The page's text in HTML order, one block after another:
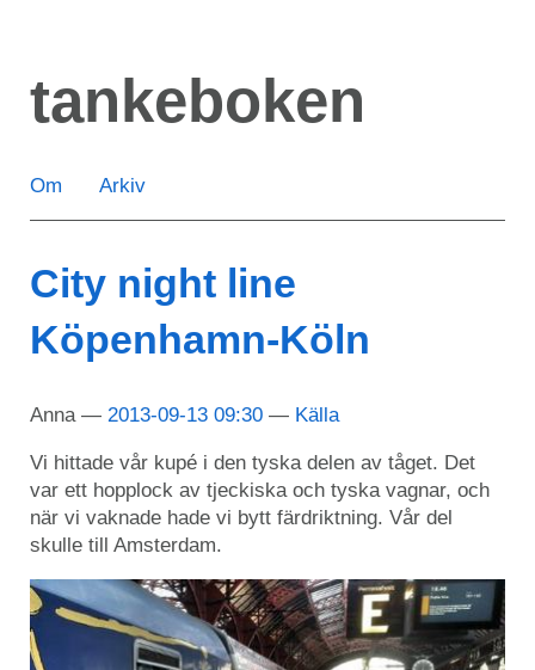
huvudinnehåll
tankeboken
Om Arkiv
City night line
Köpenhamn-Köln
Anna 2013-09-13 09:30 Källa
Vi hittade vår kupé i den tyska delen av tåget. Det
var ett hopplock av tjeckiska och tyska vagnar, och
när vi vaknade hade vi bytt färdriktning. Vår del
skulle till Amsterdam.